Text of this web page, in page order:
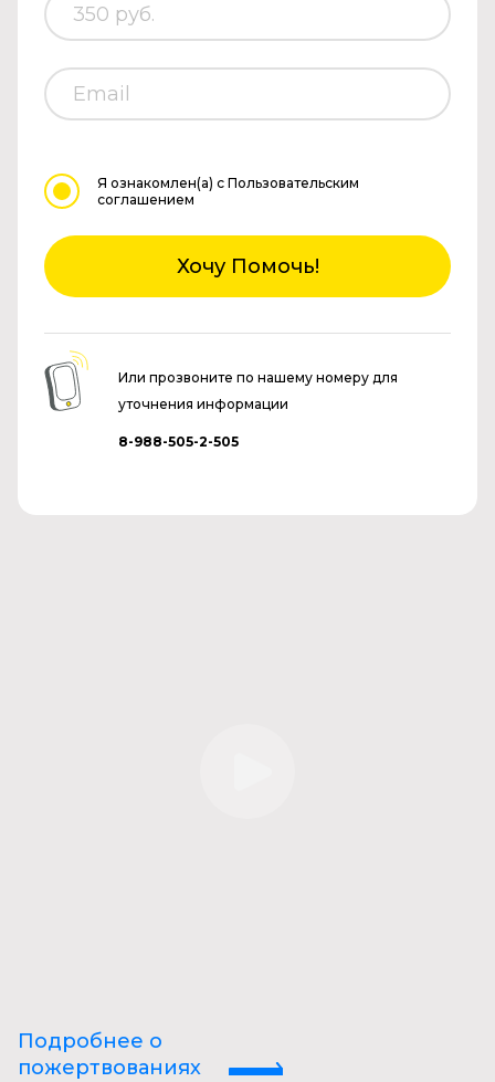
Я ознакомлен(а) с Пользовательским
соглашением
Хочу Помочь!
Или прозвоните по нашему номеру для
уточнения информации
8-988-505-2-505
Подробнее о
пожертвованиях